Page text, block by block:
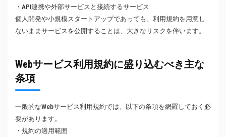
・API連携や外部サービスと接続するサービス
個人開発や小規模スタートアップであっても、利用規約を用意し
ないままサービスを公開することは、大きなリスクを伴います。
Webサービス利用規約に盛り込むべき主な
条項
一般的なWebサービス利用規約では、以下の条項を網羅しておく必
要があります。
・規約の適用範囲